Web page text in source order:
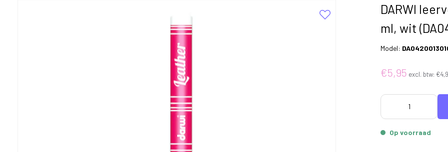
DARWI
ml, wit
Model:
€5,95 excl. btw:
Op voorraad